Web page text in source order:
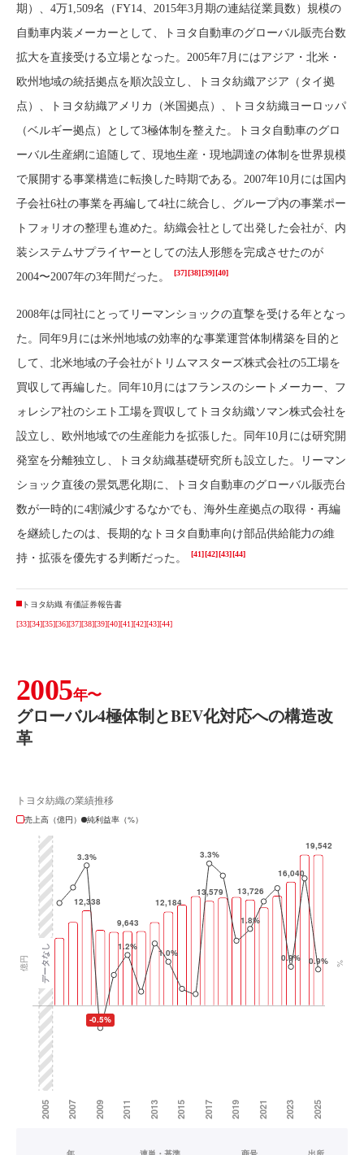
期）、4万1,509名（FY14、2015年3月期の連結従業員数）規模の
自動車内装メーカーとして、トヨタ自動車のグローバル販売台数
拡大を直接受ける立場となった。2005年7月にはアジア・北米・
欧州地域の統括拠点を順次設立し、トヨタ紡織アジア（タイ拠
点）、トヨタ紡織アメリカ（米国拠点）、トヨタ紡織ヨーロッパ
（ベルギー拠点）として3極体制を整えた。トヨタ自動車のグロ
ーバル生産網に追随して、現地生産・現地調達の体制を世界規模
で展開する事業構造に転換した時期である。2007年10月には国内
子会社6社の事業を再編して4社に統合し、グループ内の事業ポー
トフォリオの整理も進めた。紡織会社として出発した会社が、内
装システムサプライヤーとしての法人形態を完成させたのが
2004〜2007年の3年間だった。
[37][38][39][40]
2008年は同社にとってリーマンショックの直撃を受ける年となっ
た。同年9月には米州地域の効率的な事業運営体制構築を目的と
して、北米地域の子会社がトリムマスターズ株式会社の5工場を
買収して再編した。同年10月にはフランスのシートメーカー、フ
ォレシア社のシエト工場を買収してトヨタ紡織ソマン株式会社を
設立し、欧州地域での生産能力を拡張した。同年10月には研究開
発室を分離独立し、トヨタ紡織基礎研究所も設立した。リーマン
ショック直後の景気悪化期に、トヨタ自動車のグローバル販売台
数が一時的に4割減少するなかでも、海外生産拠点の取得・再編
を継続したのは、長期的なトヨタ自動車向け部品供給能力の維
持・拡張を優先する判断だった。
[41][42][43][44]
トヨタ紡織 有価証券報告書
[33][34][35][36][37][38][39][40][41][42][43][44]
2005年〜
グローバル4極体制とBEV化対応への構造改
革
トヨタ紡織の業績推移
売上高（億円）
純利益率（%）